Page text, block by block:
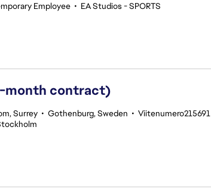
Employee • EA Studios - SPORTS
month contract)
Surrey • Gothenburg, Sweden • Viitenumero215691